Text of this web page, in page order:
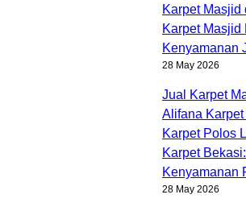
Karpet Masjid
Karpet Masjid
Kenyamanan
28 May 2026
Jual Karpet
Alifana
Karpet Polos
Karpet
Kenyamanan
28 May 2026